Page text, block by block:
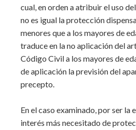
cual, en orden a atribuir el uso
no es igual la protección
menores que a los mayores de
traduce en la no aplicación del
Código Civil a los mayores de
de aplicación la previsión del
precepto.
En el caso examinado, por ser la
interés más necesitado de